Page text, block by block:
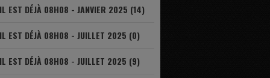
IL EST DÉJÀ 08H08 - JANVIER 2025 (14)
IL EST DÉJÀ 08H08 - JUILLET 2025 (0)
IL EST DÉJÀ 08H08 - JUILLET 2025 (9)